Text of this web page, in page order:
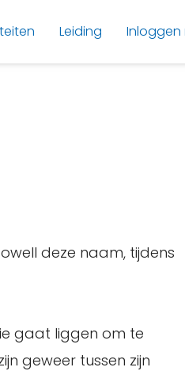
Leiding Inloggen
deze naam, tijdens
gaat liggen om te
geweer tussen zijn